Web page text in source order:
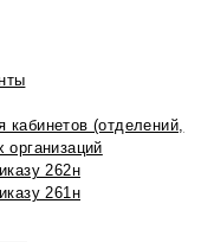
(отделений,
организаций
262н
261н